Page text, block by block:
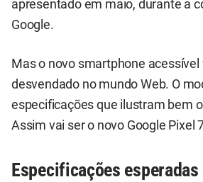
apresentado em maio, durante a
Google.
Mas o novo smartphone
desvendado no mundo Web. O
especificações que ilustram bem
Assim vai ser o novo Google Pixel
Especificações